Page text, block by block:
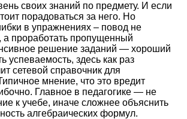
своих знаний по предмету. И если
порадоваться за него. Но
в упражнениях – повод не
а проработать пропущенный
решение заданий — хороший
успеваемость, здесь как раз
сетевой справочник для
мнение, что это вредит
Главное в педагогике — не
к учебе, иначе сложнее объяснить
алгебраических формул.